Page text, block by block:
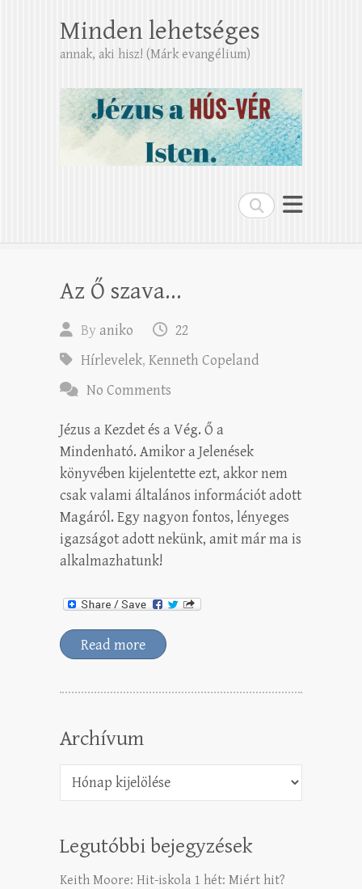
Search
Minden lehetséges
annak, aki hisz! (Márk evangélium)
Az Ő szava…
By aniko
22
Hírlevelek, Kenneth Copeland
No Comments
Jézus a Kezdet és a Vég. Ő a
Mindenható. Amikor a Jelenések
könyvében kijelentette ezt, akkor nem
csak valami általános információt adott
Magáról. Egy nagyon fontos, lényeges
igazságot adott nekünk, amit már ma is
alkalmazhatunk!
Read more
Archívum
Legutóbbi bejegyzések
Keith Moore: Hit-iskola 1 hét: Miért hit?